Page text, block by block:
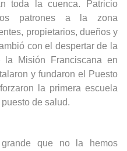
toda la cuenca. Patricio
patrones a la zona
propietarios, dueños y
con el despertar de la
Misión Franciscana en
y fundaron el Puesto
la primera escuela
de salud.
que no la hemos